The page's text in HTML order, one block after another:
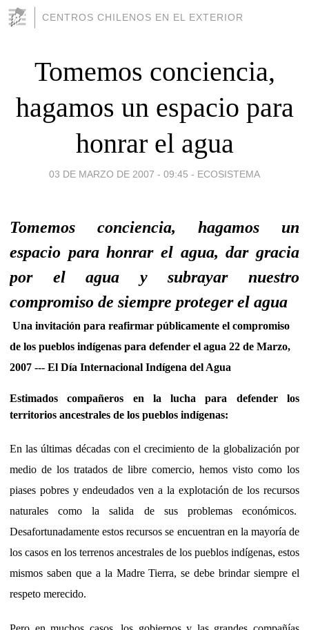
CENTROS CHILENOS EN EL EXTERIOR
Tomemos conciencia,
hagamos un espacio para
honrar el agua
03 DE MARZO DE 2007 - 09:45 - ECOSISTEMA
Tomemos conciencia, hagamos un
espacio para honrar el agua, dar gracia
por el agua y subrayar nuestro
compromiso de siempre proteger el agua
Una invitación para reafirmar públicamente el compromiso
de los pueblos indígenas para defender el agua 22 de Marzo,
2007 --- El Día Internacional Indígena del Agua
Estimados compañeros en la lucha para defender los
territorios ancestrales de los pueblos indígenas:
En las últimas décadas con el crecimiento de la globalización por
medio de los tratados de libre comercio, hemos visto como los
piases pobres y endeudados ven a la explotación de los recursos
naturales como la salida de sus problemas económicos.
Desafortunadamente estos recursos se encuentran en la mayoría de
los casos en los terrenos ancestrales de los pueblos indígenas, estos
mismos saben que a la Madre Tierra, se debe brindar siempre el
respeto merecido.